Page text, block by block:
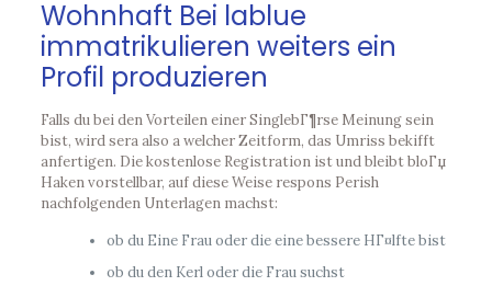
Wohnhaft Bei lablue
immatrikulieren weiters ein
Profil produzieren
Falls du bei den Vorteilen einer SinglebГ¶rse Meinung sein
bist, wird sera also a welcher Zeitform, das Umriss bekifft
anfertigen. Die kostenlose Registration ist und bleibt bloГџ
Haken vorstellbar, auf diese Weise respons Perish
nachfolgenden Unterlagen machst:
ob du Eine Frau oder die eine bessere HГ¤lfte bist
ob du den Kerl oder die Frau suchst